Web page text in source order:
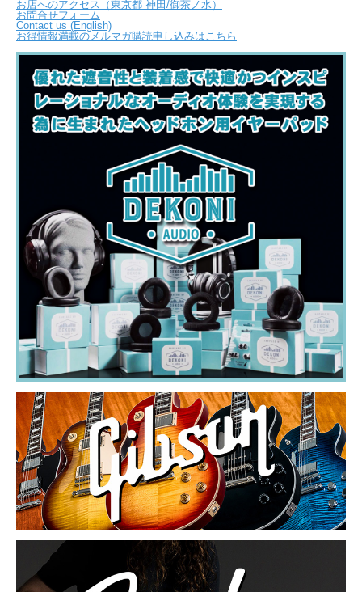
お店へのアクセス（東京都 神田/御茶ノ水）
お問合せフォーム
Contact us (English)
お得情報満載のメルマガ購読申し込みはこちら